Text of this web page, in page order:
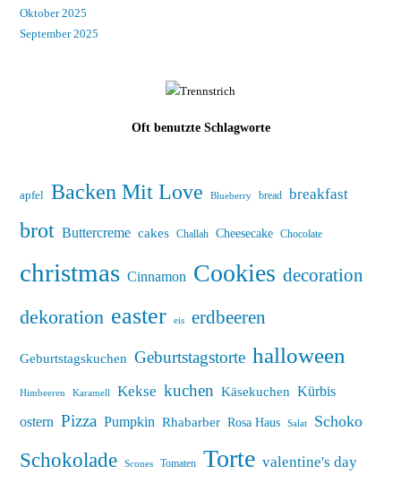
Oktober 2025
September 2025
Oft benutzte Schlagworte
apfel Backen Mit Love Blueberry bread breakfast
brot Buttercreme cakes Challah Cheesecake Chocolate
christmas Cinnamon Cookies decoration
dekoration easter eis erdbeeren
Geburtstagskuchen Geburtstagstorte halloween
Himbeeren Karamell Kekse kuchen Käsekuchen Kürbis
ostern Pizza Pumpkin Rhabarber Rosa Haus Salat Schoko
Schokolade Scones Tomaten Torte valentine's day